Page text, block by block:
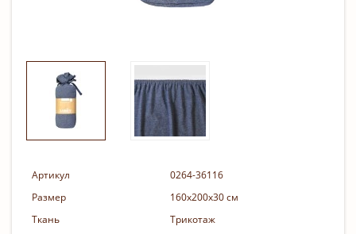
Артикул
0264-36116
Размер
160х200х30 см
Ткань
Трикотаж